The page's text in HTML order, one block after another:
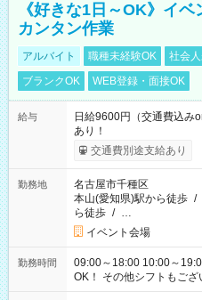
《好きな1日～OK》イ
カンタン作業
アルバイト 職種未経験OK 社会
ブランクOK
WEB登録・面接OK
給与
日給9600円（交通費込
あり！
交通費別途支給あり
勤務地
名古屋市千種区
本山(愛知県)駅から徒歩 /
ら徒歩 / …
イベント会場
勤務時間
09:00～18:00 10:00～19:00 09:00～
OK！ その他シフトも